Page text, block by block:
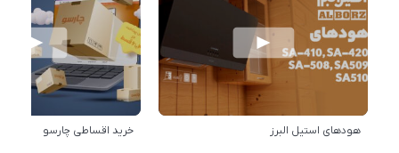
هودهای استیل البرز خرید اقساطی چارسو